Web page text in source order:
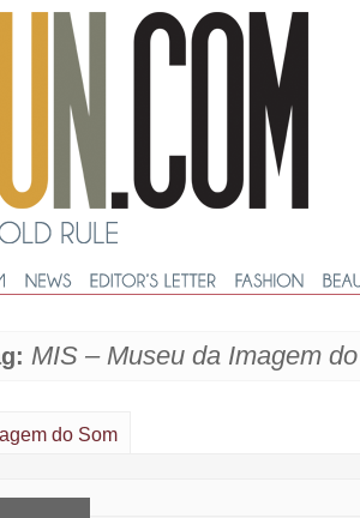
MIS – Museu da Imagem
do Som